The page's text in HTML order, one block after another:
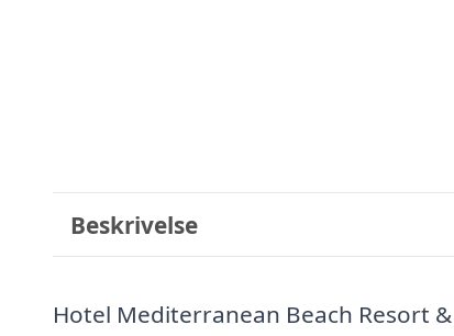
Beskrivelse
Hotel Mediterranean Beach Resort